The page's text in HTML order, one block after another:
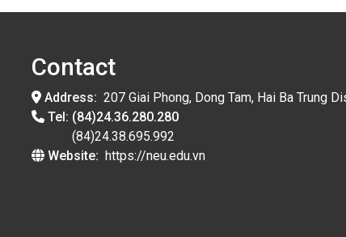
Contact
Address: 207 Giai Phong, Dong Tam, Hai Ba Trung
Tel: (84)24.36.280.280
(84)24.38.695.992
Website: https://neu.edu.vn